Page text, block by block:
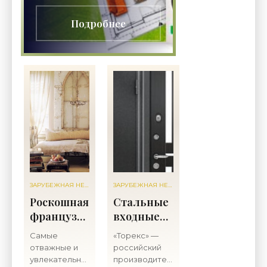
Строительство и
ремонт.
отсчета — человек В центре
внимания STONE — не
абстрактный арендатор, а
конкретный человек:
Подробнее
ЗАРУБЕЖНАЯ НЕДВИЖИМОСТЬ
Роскошная
французская
мебель
Самые
отважные и
увлекательные
ЗАРУБЕЖНАЯ НЕДВИЖИМОСТЬ
Стальные
входные
двери
«Торекс»:
особенности,
«Торекс» —
российский
производитель